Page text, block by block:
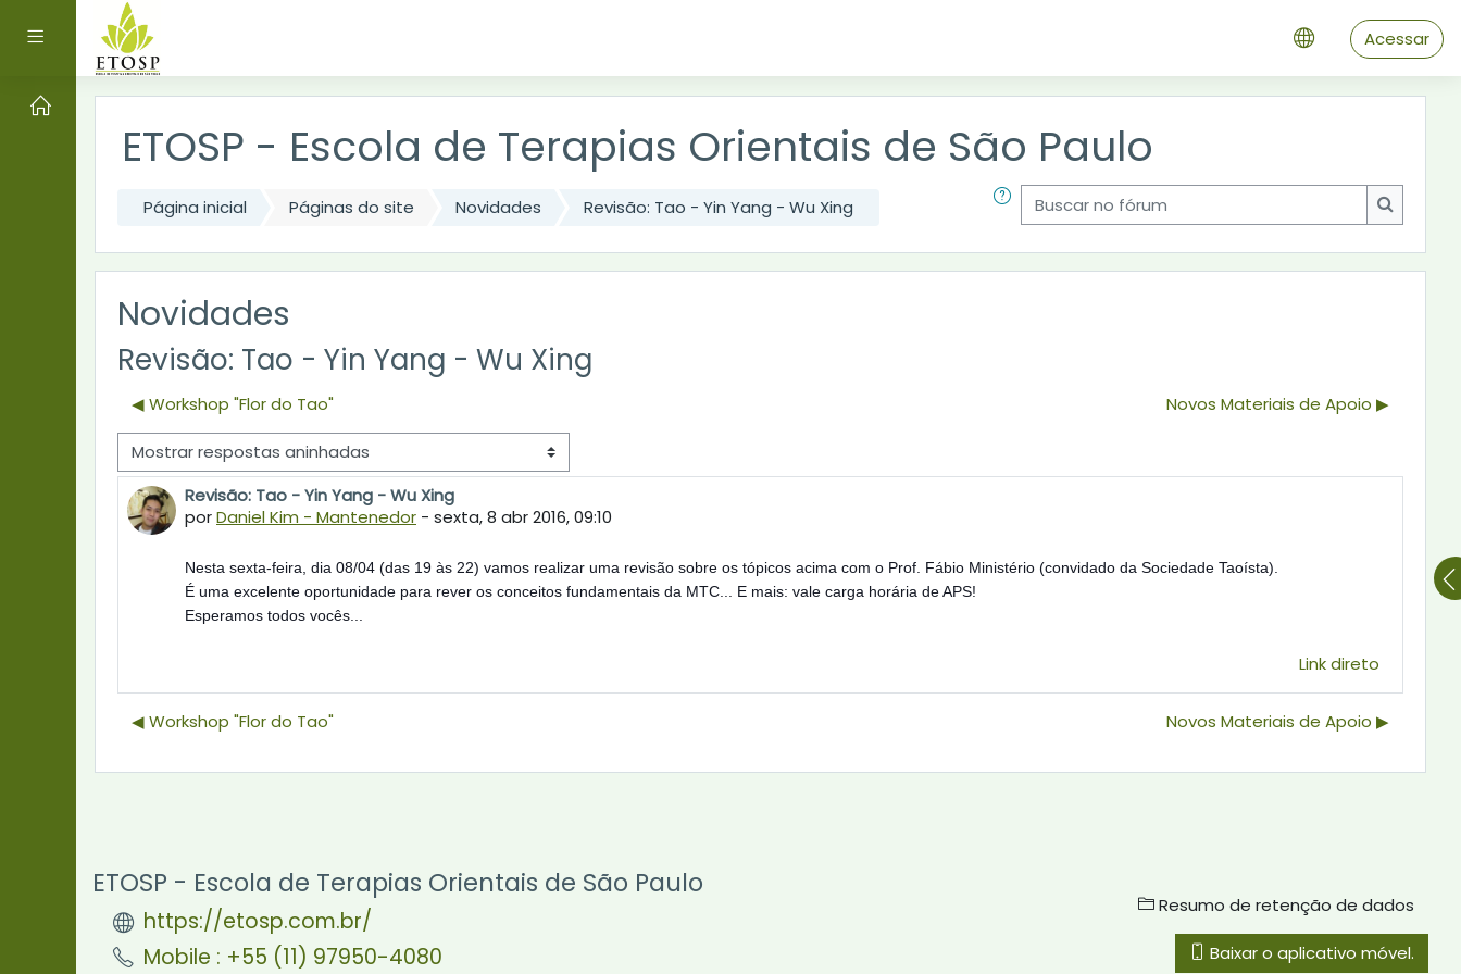
Painel lateral Acessar
Ir para o conteúdo principal
ETOSP - Escola de Terapias Orientais de São Paulo
Página inicial Páginas do site Novidades Revisão: Tao - Yin Yang - Wu Xing Buscar no fórum
Buscar
Novidades
Revisão: Tao - Yin Yang - Wu Xing
◀︎ Workshop "Flor do Tao" Novos Materiais de Apoio ▶︎
Modo de visualização
Revisão: Tao - Yin Yang - Wu Xing
porDaniel Kim - Mantenedor - sexta, 8 abr 2016, 09:10
Número de respostas: 0
Nesta sexta-feira, dia 08/04 (das 19 às 22) vamos realizar uma revisão sobre os tópicos acima com o Prof. Fábio Ministério (convidado da Sociedade Taoísta).
É uma excelente oportunidade para rever os conceitos fundamentais da MTC... E mais: vale carga horária de APS!
Esperamos todos vocês...
Link direto
◀︎ Workshop "Flor do Tao" Novos Materiais de Apoio ▶︎
ETOSP - Escola de Terapias Orientais de São Paulo
https://etosp.com.br/
Mobile : +55 (11) 97950-4080
Resumo de retenção de dados
Baixar o aplicativo móvel.